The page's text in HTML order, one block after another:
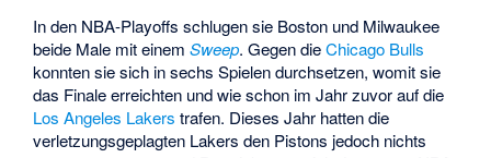
In den NBA-Playoffs schlugen sie Boston und Milwaukee
beide Male mit einemSweep. Gegen dieChicago Bulls
konnten sie sich in sechs Spielen durchsetzen, womit sie
das Finale erreichten und wie schon im Jahr zuvor auf die
Los Angeles Lakers trafen. Dieses Jahr hatten die
verletzungsgeplagten Lakers den Pistons jedoch nichts